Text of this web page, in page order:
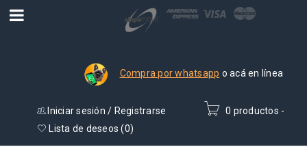
Compra por whatsapp o acá en línea
0 productos -
Iniciar sesión / Registrarse
Lista de deseos (0)